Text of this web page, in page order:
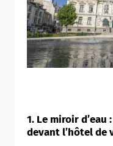
1. Le miroir
devant l’hôtel de